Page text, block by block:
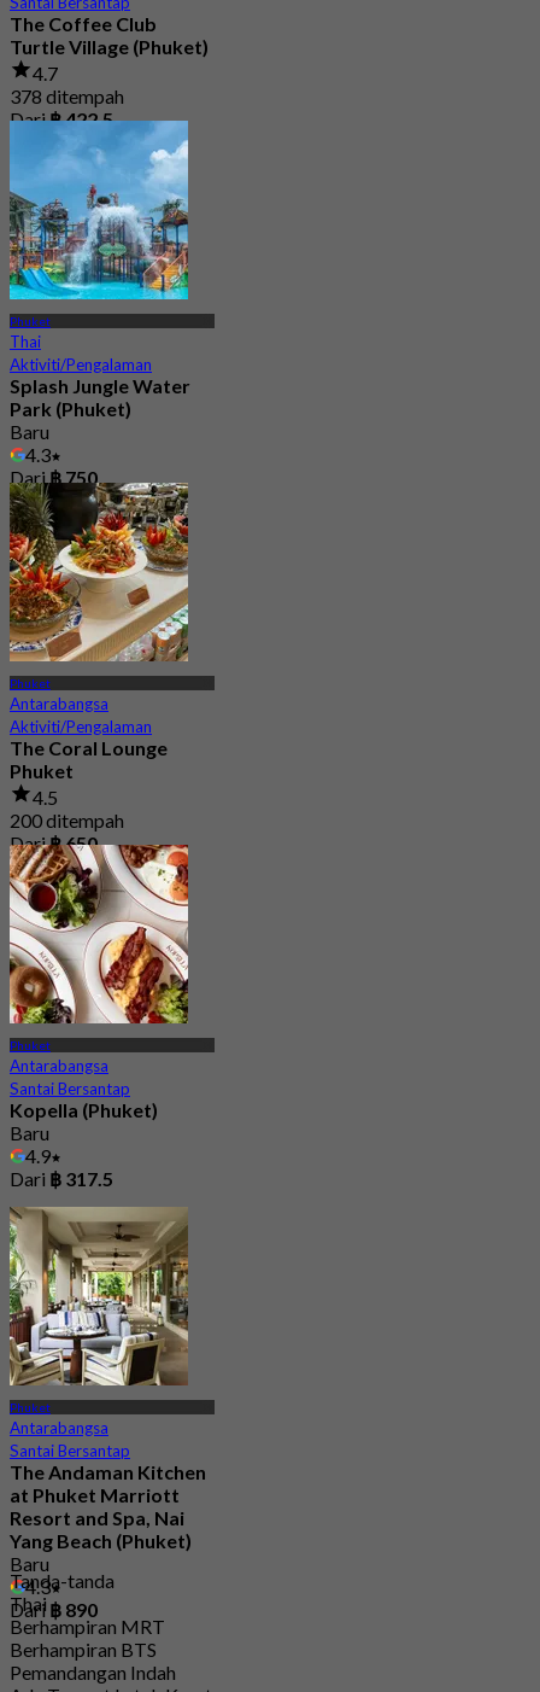
The Coffee Club
Turtle Village (Phuket)
4.7
378 ditempah
Dari฿ 422.5
Phuket
Thai
Aktiviti/Pengalaman
Splash Jungle Water
Park (Phuket)
Baru
4.3
Dari฿ 750
Phuket
Antarabangsa
Aktiviti/Pengalaman
The Coral Lounge
Phuket
4.5
200 ditempah
Dari฿ 650
Phuket
Antarabangsa
Santai Bersantap
Kopella (Phuket)
Baru
4.9
Dari ฿ 317.5
Phuket
Antarabangsa
Santai Bersantap
The Andaman Kitchen
at Phuket Marriott
Resort and Spa, Nai
Yang Beach (Phuket)
Baru
4.3
Dari ฿ 890
Tanda-tanda
Thai
Berhampiran MRT
Berhampiran BTS
Pemandangan Indah